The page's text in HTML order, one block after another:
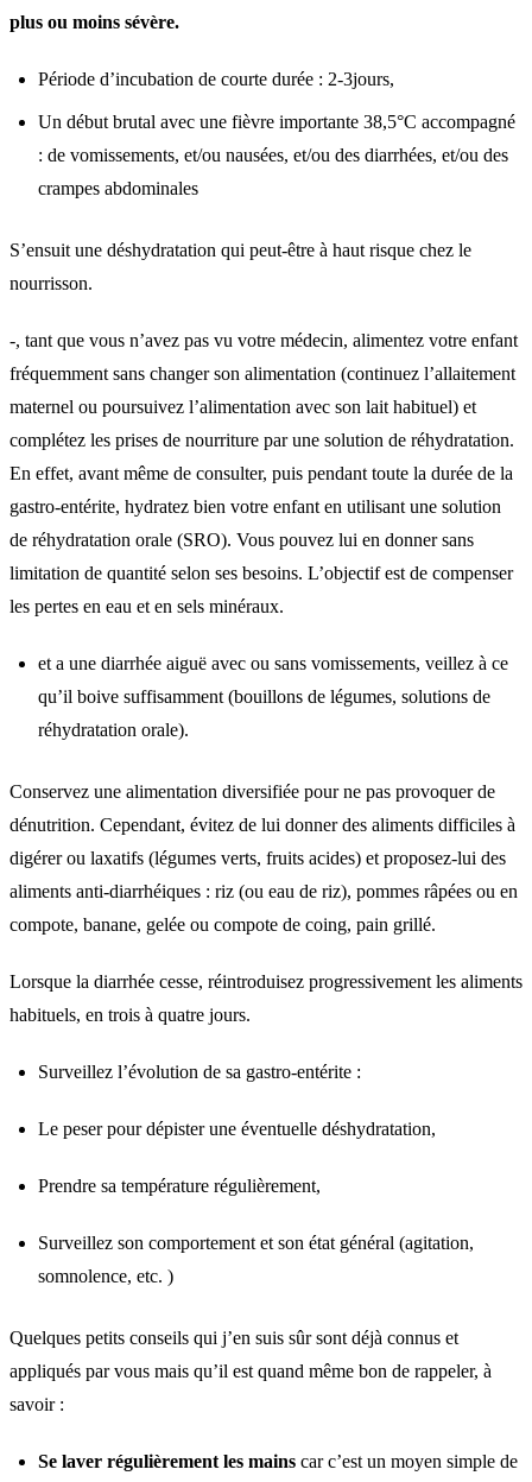
plus ou moins sévère.
Période d’incubation de courte durée : 2-3jours,
Un début brutal avec une fièvre importante 38,5°C accompagné
: de vomissements, et/ou nausées, et/ou des diarrhées, et/ou des
crampes abdominales
S’ensuit une déshydratation qui peut-être à haut risque chez le
nourrisson.
-, tant que vous n’avez pas vu votre médecin, alimentez votre enfant
fréquemment sans changer son alimentation (continuez l’allaitement
maternel ou poursuivez l’alimentation avec son lait habituel) et
complétez les prises de nourriture par une solution de réhydratation.
En effet, avant même de consulter, puis pendant toute la durée de la
gastro-entérite, hydratez bien votre enfant en utilisant une solution
de réhydratation orale (SRO). Vous pouvez lui en donner sans
limitation de quantité selon ses besoins. L’objectif est de compenser
les pertes en eau et en sels minéraux.
et a une diarrhée aiguë avec ou sans vomissements, veillez à ce
qu’il boive suffisamment (bouillons de légumes, solutions de
réhydratation orale).
Conservez une alimentation diversifiée pour ne pas provoquer de
dénutrition. Cependant, évitez de lui donner des aliments difficiles à
digérer ou laxatifs (légumes verts, fruits acides) et proposez-lui des
aliments anti-diarrhéiques : riz (ou eau de riz), pommes râpées ou en
compote, banane, gelée ou compote de coing, pain grillé.
Lorsque la diarrhée cesse, réintroduisez progressivement les aliments
habituels, en trois à quatre jours.
Surveillez l’évolution de sa gastro-entérite :
Le peser pour dépister une éventuelle déshydratation,
Prendre sa température régulièrement,
Surveillez son comportement et son état général (agitation,
somnolence, etc. )
Quelques petits conseils qui j’en suis sûr sont déjà connus et
appliqués par vous mais qu’il est quand même bon de rappeler, à
savoir :
Se laver régulièrement les mains car c’est un moyen simple de